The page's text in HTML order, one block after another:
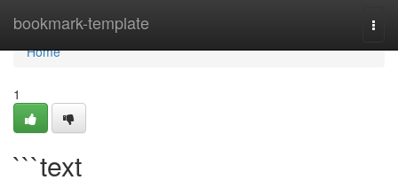
bookmark-template
Home
Home
1
```text